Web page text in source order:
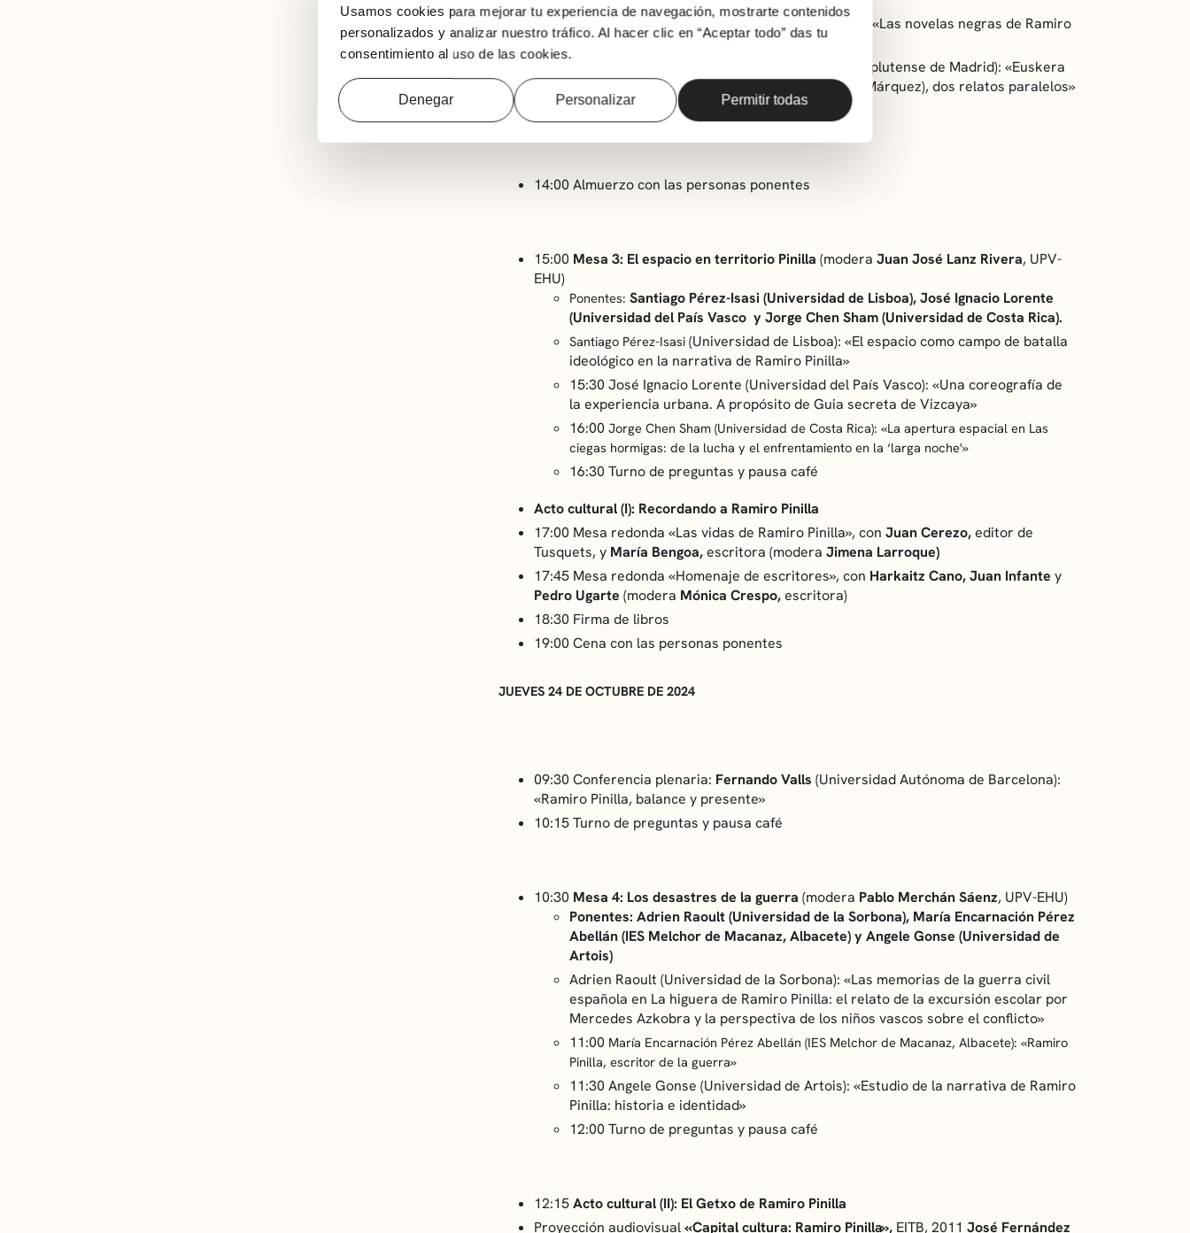
Usamos cookies para mejorar tu experiencia de navegación, mostrarte contenidos
personalizados y analizar nuestro tráfico. Al hacer clic en “Aceptar todo” das tu
consentimiento al uso de las cookies.
Denegar Personalizar Permitir todas
12:45Marie Delannoy (Universidad Cergy París): «Las novelas negras de Ramiro
Pinilla: Koldobike, más que una secretaria»
(Universidad Complutense de Madrid):«Euskera
(R. Pinilla) yLa siesta del martes
(G. García Márquez), dos relatos paralelos»
13:45 Turno de preguntas
14:00 Almuerzo con las personas ponentes
15:00 Mesa 3: El espacio en territorio Pinilla (moderaJuan José Lanz Rivera, UPV-
EHU)
Ponentes:Santiago Pérez-Isasi (Universidad de Lisboa), José Ignacio Lorente
(Universidad del País Vasco y Jorge Chen Sham (Universidad de Costa Rica).
Santiago Pérez-Isasi(Universidad de Lisboa):«El espacio como campo de batalla
ideológico en la narrativa de Ramiro Pinilla»
15:30 José Ignacio Lorente (Universidad del País Vasco): «Una coreografía de
la experiencia urbana. A propósito deGuia secreta de Vizcaya»
16:00Jorge Chen Sham (Universidad de Costa Rica): «La apertura espacial en Las
ciegas hormigas:de la lucha y el enfrentamiento en la ‘larga noche'»
16:30 Turno de preguntas y pausa café
Acto cultural (I): Recordando a Ramiro Pinilla
17:00 Mesa redonda «Las vidas de Ramiro Pinilla», conJuan Cerezo,editor de
Tusquets, y María Bengoa,escritora (moderaJimena Larroque)
17:45 Mesa redonda «Homenaje de escritores», con Harkaitz Cano, Juan Infantey
Pedro Ugarte(modera Mónica Crespo,escritora)
18:30 Firma de libros
19:00 Cena con las personas ponentes
JUEVES 24 DE OCTUBRE DE 2024
09:30 Conferencia plenaria: Fernando Valls(Universidad Autónoma de Barcelona):
«Ramiro Pinilla, balance y presente»
10:15 Turno de preguntas y pausa café
10:30 Mesa 4: Los desastres de la guerra (modera Pablo Merchán Sáenz, UPV-EHU)
Ponentes:Adrien Raoult (Universidad de la Sorbona), María Encarnación Pérez
Abellán (IES Melchor de Macanaz, Albacete) y Angele Gonse (Universidad de
Artois)
Adrien Raoult (Universidad de la Sorbona): «Las memorias de la guerra civil
española en La higuera de Ramiro Pinilla: el relato de la excursión escolar por
Mercedes Azkobra y la perspectiva de los niños vascos sobre el conflicto»
11:00 María Encarnación Pérez Abellán (IES Melchor de Macanaz, Albacete): «Ramiro
Pinilla, escritor de la guerra»
11:30 Angele Gonse (Universidad de Artois): «Estudio de la narrativa de Ramiro
Pinilla: historia e identidad»
12:00 Turno de preguntas y pausa café
12:15Acto cultural (II): El Getxo de Ramiro Pinilla
Proyección audiovisual«Capital cultura: Ramiro Pinilla», EITB, 2011José Fernández